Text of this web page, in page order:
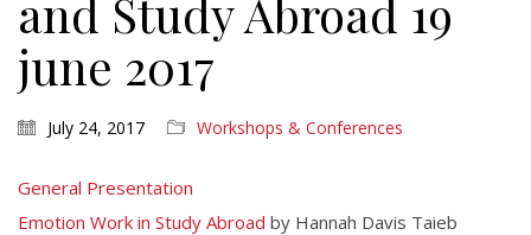
and Study Abroad 19
june 2017
July 24, 2017 Workshops & Conferences
General Presentation
Emotion Work in Study Abroad by Hannah Davis Taieb